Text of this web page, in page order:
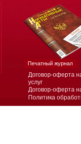
Договор-оферта
услуг
Договор-оферта
Политика
Печатный журнал